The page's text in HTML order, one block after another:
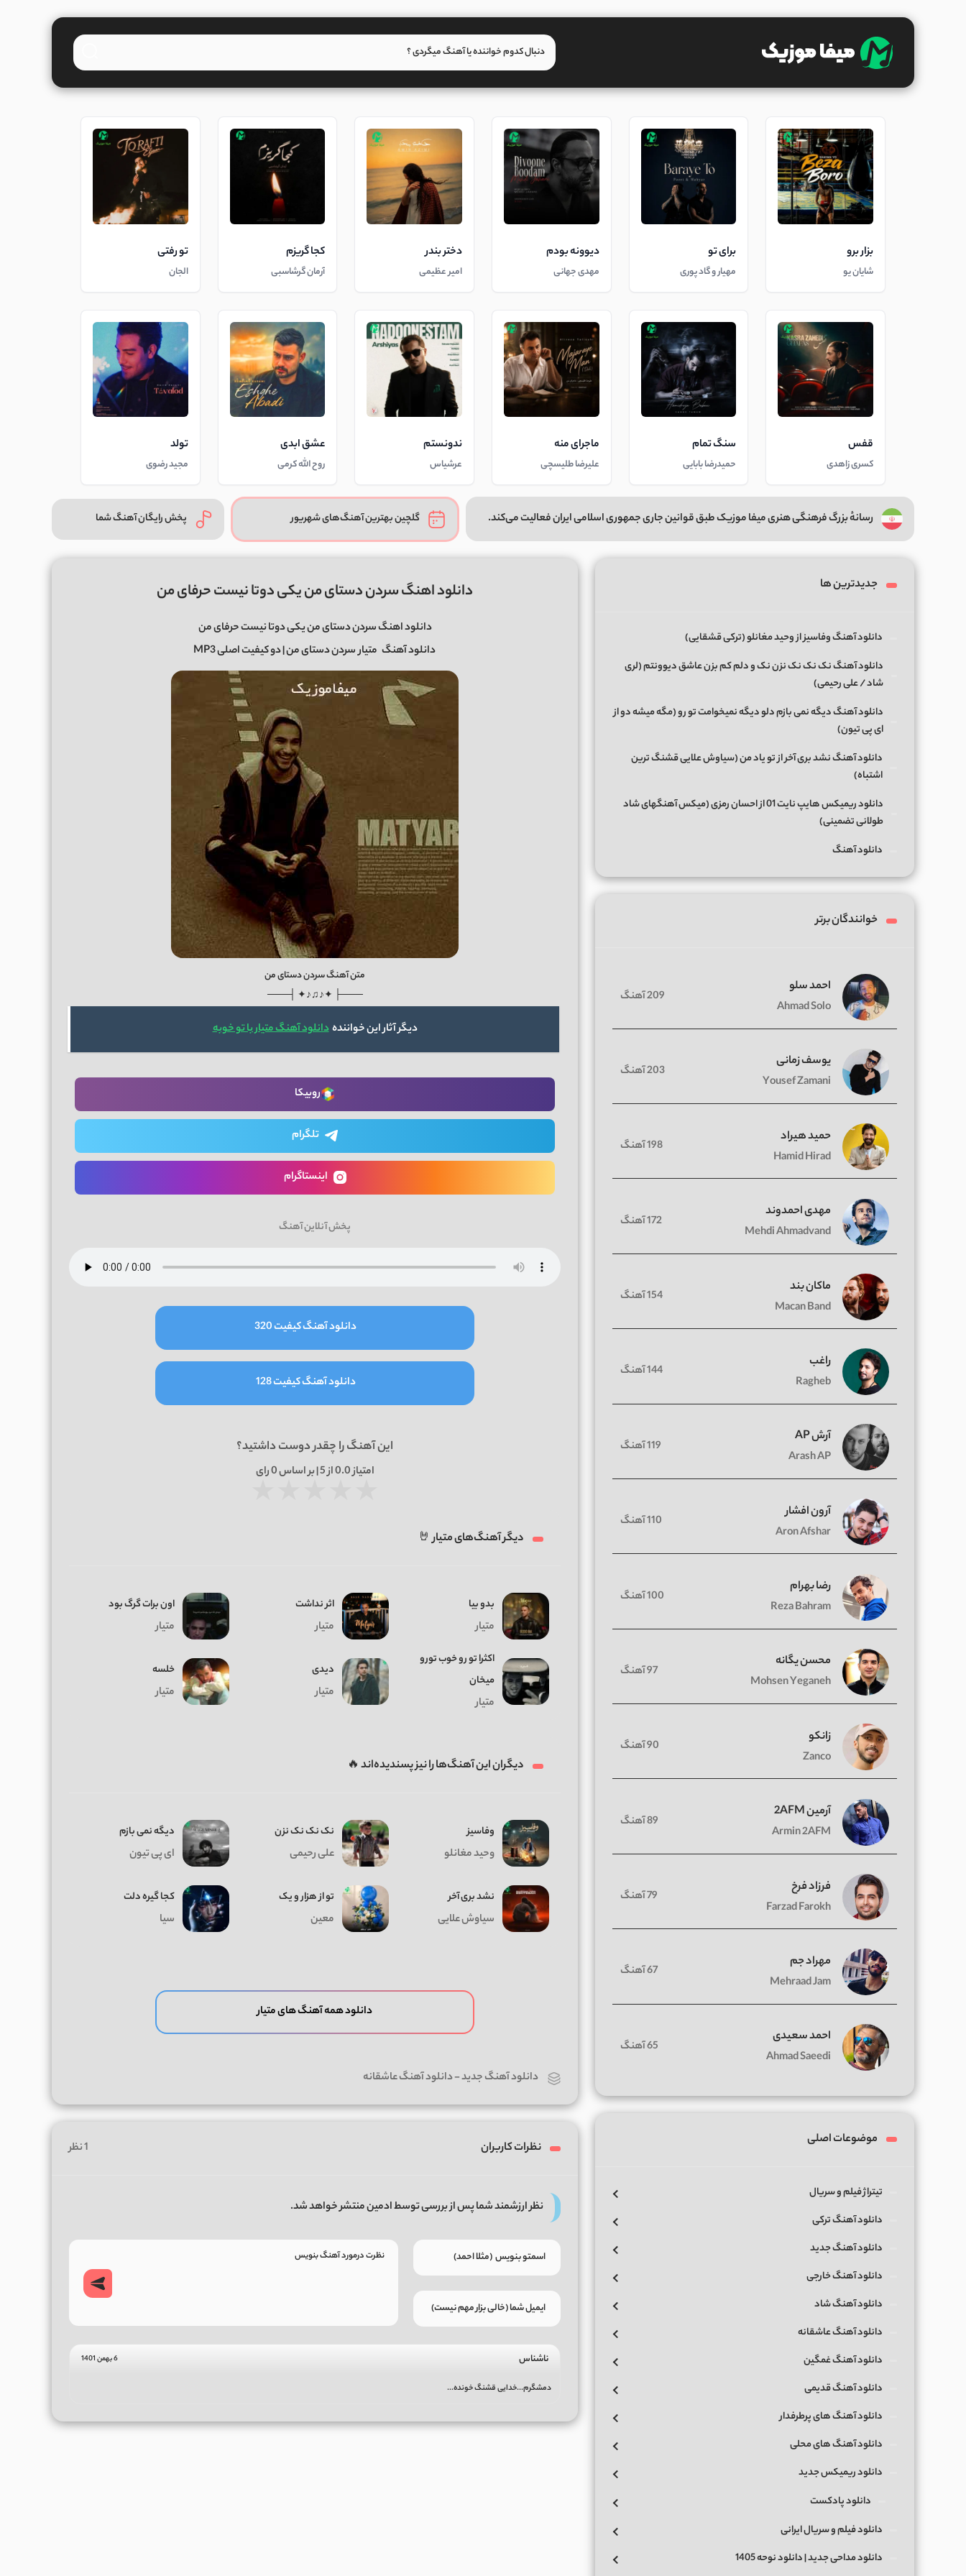
بزار برو
شایان یو
برای تو
مهیار و گاد پوری
دیوونه بودم
مهدی جهانی
دختر بندر
امیر عظیمی
کجا گریزم
آرمان گرشاسبی
تو رفتی
الجان
قفس
کسری زاهدی
سنگ تمام
حمیدرضا بابایی
ماجرای منه
علیرضا طلیسچی
ندونستم
عرشیاس
عشق ابدی
روح الله کرمی
تولد
مجید رضوی
رسانهٔ بزرگ فرهنگی هنری میفا موزیک طبق قوانین جاری جمهوری اسلامی ایران فعالیت می‌کند. گلچین بهترین آهنگ‌های شهریور پخش رایگان آهنگ شما
دانلود اهنگ سردن دستای من یکی دوتا نیست حرفای من
دانلود اهنگ سردن دستای من یکی دوتا نیست حرفای من
دانلود آهنگ متیارسردن دستای من| دو کیفیت اصلی MP3
متن آهنگ سردن دستای من
───├ ✦♪♫♪✦ ┤───
دیگر آثار این خوانندهدانلود آهنگ متیار با تو خوبه
روبیکا
تلگرام
اینستاگرام
پخش آنلاین آهنگ
دانلود آهنگ کیفیت 320
دانلود آهنگ کیفیت 128
این آهنگ را چقدر دوست داشتید؟
امتیاز0.0از 5 | بر اساس 0رای
دیگر آهنگ‌های متیار 🤘
بدو بیا
متیار
اثر نداشت
متیار
اون برات گرگ بود
متیار
اکثرا تو رو خوب تورو
میخان
متیار
دیدی
متیار
خلسه
متیار
دیگران این آهنگ‌ها را نیز پسندیده‌اند 🔥
وفاسیز
وحید مغانلو
نک نک نک نزن
علی رحیمی
دیگه نمی بازم
ای پی تیون
نشد بری آخر
سیاوش علایی
تو از هزار و یک
معین
کجا گیره دلت
سیا
دانلود همه آهنگ های متیار
دانلود آهنگ جدید-دانلود آهنگ عاشقانه
نظرات کاربران 1 نظر
نظر ارزشمند شما پس از بررسی توسط ادمین منتشر خواهد شد.
ناشناس 6 بهمن 1401
دمشگرم...خدایی قشنگ خونده...
جدیدترین ها
دانلود آهنگ وفاسیز از وحید مغانلو (ترکی قشقایی)
دانلود آهنگ نک نک نک نزن نک و دلم کم بزن عاشق دیوونتم (لری
شاد / علی رحیمی)
دانلود آهنگ دیگه نمی بازم دلو دیگه نمیخوامت تو رو (مگه میشه دو از
ای پی تیون)
دانلود آهنگ نشد بری آخر از تو یاد من (سیاوش علایی قشنگ ترین
اشتباه)
دانلود ریمیکس هایپ نایت 01 از احسان رمزی (میکس آهنگهای شاد
طولانی تضمینی)
دانلود آهنگ
خوانندگان برتر
احمد سلو
Ahmad Solo
209 آهنگ
یوسف زمانی
Yousef Zamani
203 آهنگ
حمید هیراد
Hamid Hirad
198 آهنگ
مهدی احمدوند
Mehdi Ahmadvand
172 آهنگ
ماکان بند
Macan Band
154 آهنگ
راغب
Ragheb
144 آهنگ
آرش AP
Arash AP
119 آهنگ
آرون افشار
Aron Afshar
110 آهنگ
رضا بهرام
Reza Bahram
100 آهنگ
محسن یگانه
Mohsen Yeganeh
97 آهنگ
زانکو
Zanco
90 آهنگ
آرمین 2AFM
Armin 2AFM
89 آهنگ
فرزاد فرخ
Farzad Farokh
79 آهنگ
مهراد جم
Mehraad Jam
67 آهنگ
احمد سعیدی
Ahmad Saeedi
65 آهنگ
موضوعات اصلی
تیتراژ فیلم و سریال
دانلود آهنگ ترکی
دانلود آهنگ جدید
دانلود آهنگ خارجی
دانلود آهنگ شاد
دانلود آهنگ عاشقانه
دانلود آهنگ غمگین
دانلود آهنگ قدیمی
دانلود آهنگ های پرطرفدار
دانلود آهنگ های محلی
دانلود ریمیکس جدید
دانلود پادکست
دانلود فیلم و سریال ایرانی
دانلود مداحی جدید | دانلود نوحه 1405